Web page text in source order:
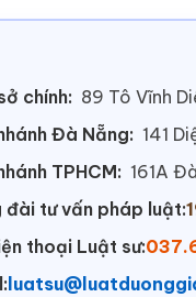
chính: 89 Tô Vĩnh
Đà Nẵng: 141
TPHCM: 161A
đài tư vấn pháp luật:
thoại Luật sư: